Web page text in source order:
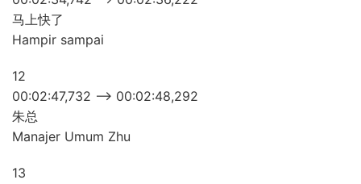
马上快了
Hampir sampai
12
00:02:47,732 –> 00:02:48,292
朱总
Manajer Umum Zhu
13